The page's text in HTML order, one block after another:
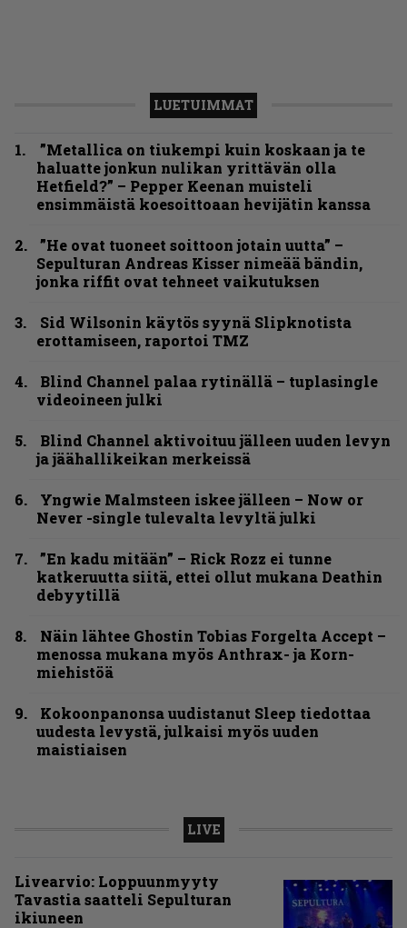
LUETUIMMAT
”Metallica on tiukempi kuin koskaan ja te
haluatte jonkun nulikan yrittävän olla
Hetfield?” – Pepper Keenan muisteli
ensimmäistä koesoittoaan hevijätin kanssa
”He ovat tuoneet soittoon jotain uutta” –
Sepulturan Andreas Kisser nimeää bändin,
jonka riffit ovat tehneet vaikutuksen
Sid Wilsonin käytös syynä Slipknotista
erottamiseen, raportoi TMZ
Blind Channel palaa rytinällä – tuplasingle
videoineen julki
Blind Channel aktivoituu jälleen uuden levyn
ja jäähallikeikan merkeissä
Yngwie Malmsteen iskee jälleen – Now or
Never -single tulevalta levyltä julki
”En kadu mitään” – Rick Rozz ei tunne
katkeruutta siitä, ettei ollut mukana Deathin
debyytillä
Näin lähtee Ghostin Tobias Forgelta Accept –
menossa mukana myös Anthrax- ja Korn-
miehistöä
Kokoonpanonsa uudistanut Sleep tiedottaa
uudesta levystä, julkaisi myös uuden
maistiaisen
LIVE
Livearvio: Loppuunmyyty
Tavastia saatteli Sepulturan
ikiuneen